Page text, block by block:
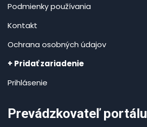
Podmienky používania
Kontakt
Ochrana osobných údajov
+ Pridať zariadenie
Prihlásenie
Prevádzkovateľ portálu